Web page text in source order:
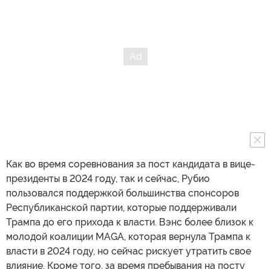
Как во время соревнования за пост кандидата в вице-
президенты в 2024 году, так и сейчас, Рубио
пользовался поддержкой большинства спонсоров
Республиканской партии, которые поддерживали
Трампа до его прихода к власти. Вэнс более близок к
молодой коалиции MAGA, которая вернула Трампа к
власти в 2024 году, но сейчас рискует утратить свое
влияние. Кроме того, за время пребывания на посту